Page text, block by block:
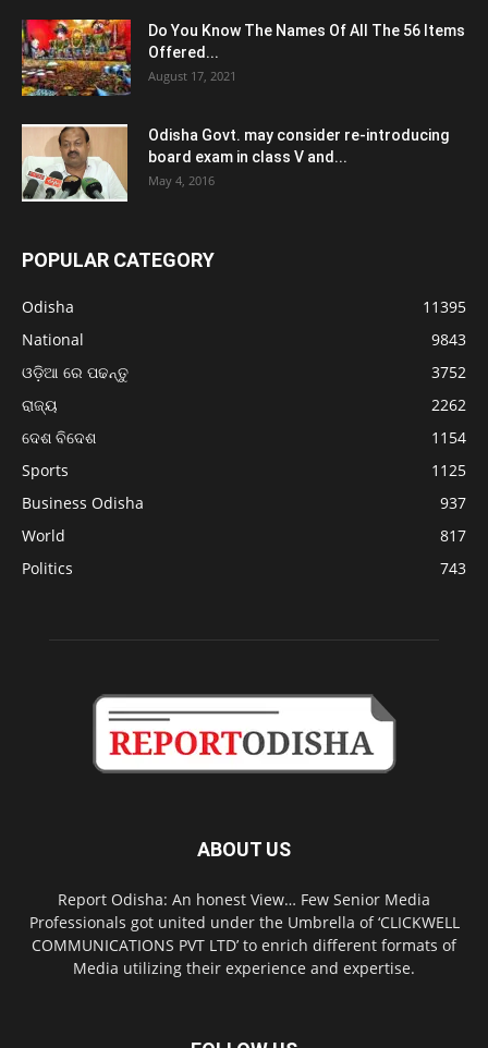
Do You Know The Names Of All The 56 Items
Offered...
August 17, 2021
Odisha Govt. may consider re-introducing
board exam in class V and...
May 4, 2016
POPULAR CATEGORY
Odisha
11395
National
9843
ଓଡ଼ିଆ ରେ ପଢନ୍ତୁ
3752
ରାଜ୍ୟ
2262
ଦେଶ ବିଦେଶ
1154
Sports
1125
Business Odisha
937
World
817
Politics
743
ABOUT US
Report Odisha: An honest View… Few Senior Media
Professionals got united under the Umbrella of ‘CLICKWELL
COMMUNICATIONS PVT LTD’ to enrich different formats of
Media utilizing their experience and expertise.